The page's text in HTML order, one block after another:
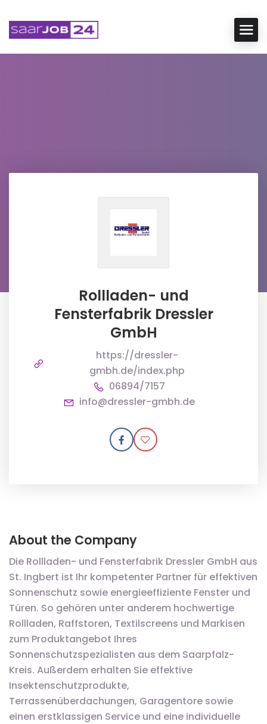
Rollladen- und
Fensterfabrik Dressler
GmbH
https://dressler-
gmbh.de/index.php
06894/7157
info@dressler-gmbh.de
About the Company
Die Rollladen- und Fensterfabrik Dressler GmbH aus
St. Ingbert ist Ihr kompetenter Partner für effektiven
Sonnenschutz sowie energieeffiziente Fenster und
Türen. So gehören unter anderem hochwertige
Rollladen, Raffstoren, Textilscreens und Markisen
zum Produktangebot Ihres
Sonnenschutzspezialisten aus dem Saarpfalz-
Kreis. Außerdem erhalten Sie effektive
Insektenschutzprodukte,
Terrassenüberdachungen, Garagentore sowie
einen erstklassigen Service und eine individuelle